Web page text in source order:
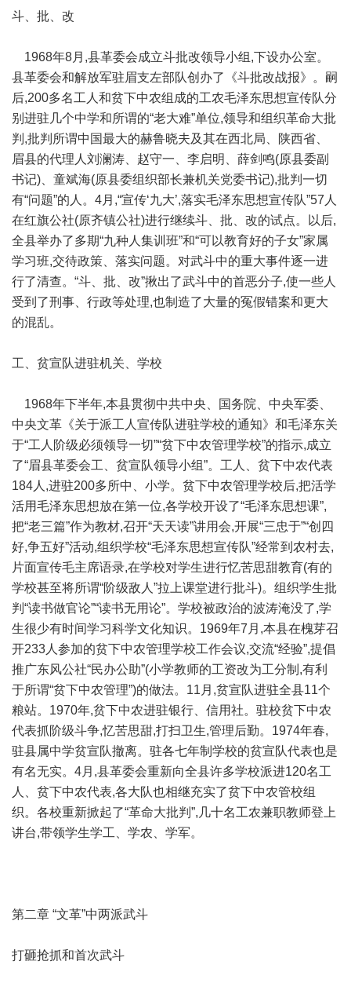
斗、批、改
1968年8月,县革委会成立斗批改领导小组,下设办公室。
县革委会和解放军驻眉支左部队创办了《斗批改战报》。嗣
后,200多名工人和贫下中农组成的工农毛泽东思想宣传队分
别进驻几个中学和所谓的“老大难”单位,领导和组织革命大批
判,批判所谓中国最大的赫鲁晓夫及其在西北局、陕西省、
眉县的代理人刘澜涛、赵守一、李启明、薛剑鸣(原县委副
书记)、童斌海(原县委组织部长兼机关党委书记),批判一切
有“问题”的人。4月,“宣传‘九大’,落实毛泽东思想宣传队”57人
在红旗公社(原齐镇公社)进行继续斗、批、改的试点。以后,
全县举办了多期“九种人集训班”和“可以教育好的子女”家属
学习班,交待政策、落实问题。对武斗中的重大事件逐一进
行了清查。“斗、批、改”揪出了武斗中的首恶分子,使一些人
受到了刑事、行政等处理,也制造了大量的冤假错案和更大
的混乱。
工、贫宣队进驻机关、学校
1968年下半年,本县贯彻中共中央、国务院、中央军委、
中央文革《关于派工人宣传队进驻学校的通知》和毛泽东关
于“工人阶级必须领导一切”“贫下中农管理学校”的指示,成立
了“眉县革委会工、贫宣队领导小组”。工人、贫下中农代表
184人,进驻200多所中、小学。贫下中农管理学校后,把活学
活用毛泽东思想放在第一位,各学校开设了“毛泽东思想课”,
把“老三篇”作为教材,召开“天天读”讲用会,开展“三忠于”“创四
好,争五好”活动,组织学校“毛泽东思想宣传队”经常到农村去,
片面宣传毛主席语录,在学校对学生进行忆苦思甜教育(有的
学校甚至将所谓“阶级敌人”拉上课堂进行批斗)。组织学生批
判“读书做官论”“读书无用论”。学校被政治的波涛淹没了,学
生很少有时间学习科学文化知识。1969年7月,本县在槐芽召
开233人参加的贫下中农管理学校工作会议,交流“经验”,提倡
推广东风公社“民办公助”(小学教师的工资改为工分制,有利
于所谓“贫下中农管理”)的做法。11月,贫宣队进驻全县11个
粮站。1970年,贫下中农进驻银行、信用社。驻校贫下中农
代表抓阶级斗争,忆苦思甜,打扫卫生,管理后勤。1974年春,
驻县属中学贫宣队撤离。驻各七年制学校的贫宣队代表也是
有名无实。4月,县革委会重新向全县许多学校派进120名工
人、贫下中农代表,各大队也相继充实了贫下中农管校组
织。各校重新掀起了“革命大批判”,几十名工农兼职教师登上
讲台,带领学生学工、学农、学军。
第二章 “文革”中两派武斗
打砸抢抓和首次武斗